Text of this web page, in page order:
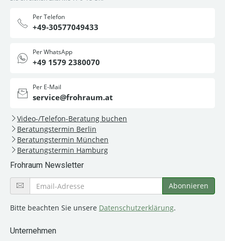
Per Telefon
+49-30577049433
Per WhatsApp
+49 1579 2380070
Per E-Mail
service@frohraum.at
Video-/Telefon-Beratung buchen
Beratungstermin Berlin
Beratungstermin München
Beratungstermin Hamburg
Frohraum Newsletter
Bitte beachten Sie unsere Datenschutzerklärung.
Unternehmen